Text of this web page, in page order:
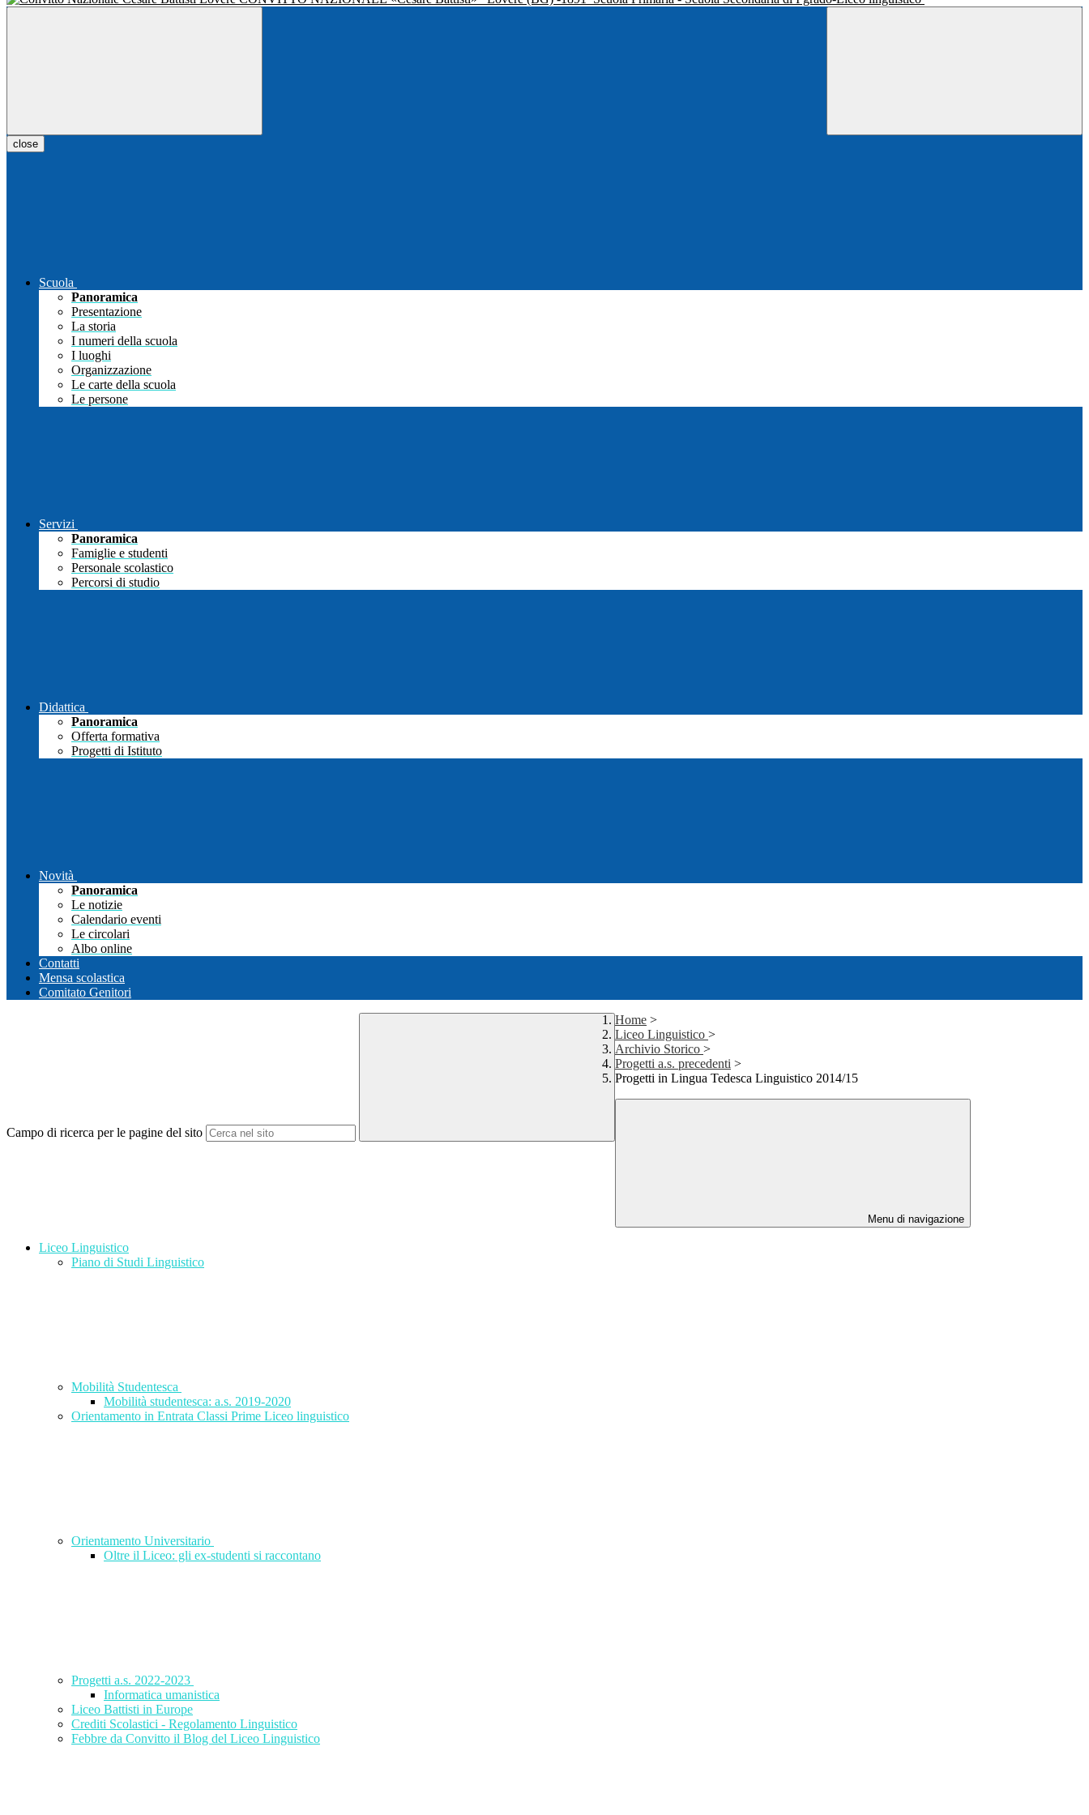
close
Scuola
Panoramica
Presentazione
La storia
I numeri della scuola
I luoghi
Organizzazione
Le carte della scuola
Le persone
Servizi
Panoramica
Famiglie e studenti
Personale scolastico
Percorsi di studio
Didattica
Panoramica
Offerta formativa
Progetti di Istituto
Novità
Panoramica
Le notizie
Calendario eventi
Le circolari
Albo online
Contatti
Mensa scolastica
Comitato Genitori
Campo di ricerca per le pagine del sito
Home >
Liceo Linguistico >
Archivio Storico >
Progetti a.s. precedenti >
Progetti in Lingua Tedesca Linguistico 2014/15
Menu di navigazione
Liceo Linguistico
Piano di Studi Linguistico
Mobilità Studentesca
Mobilità studentesca: a.s. 2019-2020
Orientamento in Entrata Classi Prime Liceo linguistico
Orientamento Universitario
Oltre il Liceo: gli ex-studenti si raccontano
Progetti a.s. 2022-2023
Informatica umanistica
Liceo Battisti in Europe
Crediti Scolastici - Regolamento Linguistico
Febbre da Convitto il Blog del Liceo Linguistico